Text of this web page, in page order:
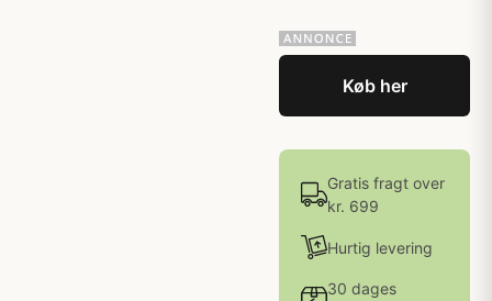
Køb her
Gratis fragt over
kr. 699
Hurtig levering
30 dages